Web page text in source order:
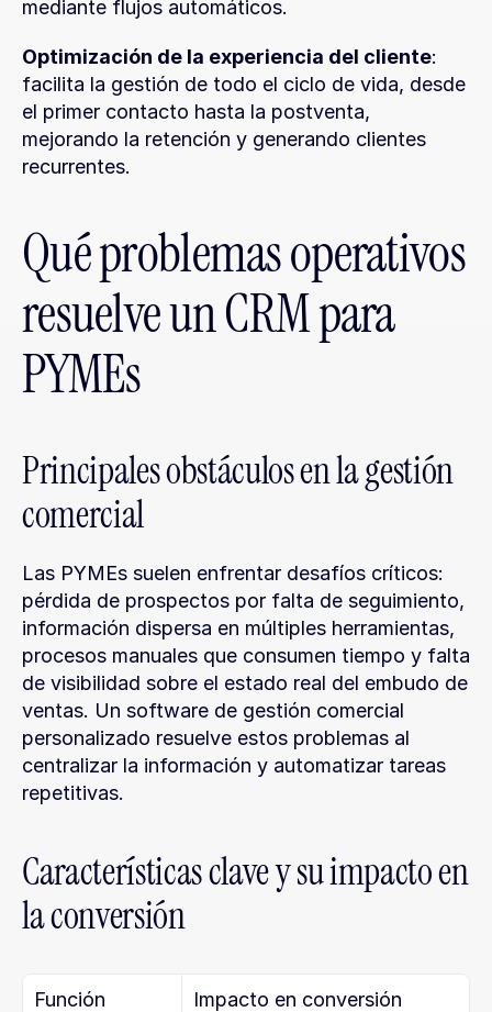
mediante flujos automáticos.
Optimización de la experiencia del cliente:
facilita la gestión de todo el ciclo de vida, desde
el primer contacto hasta la postventa,
mejorando la retención y generando clientes
recurrentes.
Qué problemas operativos
resuelve un CRM para
PYMEs
Principales obstáculos en la gestión
comercial
Las PYMEs suelen enfrentar desafíos críticos:
pérdida de prospectos por falta de seguimiento,
información dispersa en múltiples herramientas,
procesos manuales que consumen tiempo y falta
de visibilidad sobre el estado real del embudo de
ventas. Un software de gestión comercial
personalizado resuelve estos problemas al
centralizar la información y automatizar tareas
repetitivas.
Características clave y su impacto en
la conversión
Función Impacto en conversión